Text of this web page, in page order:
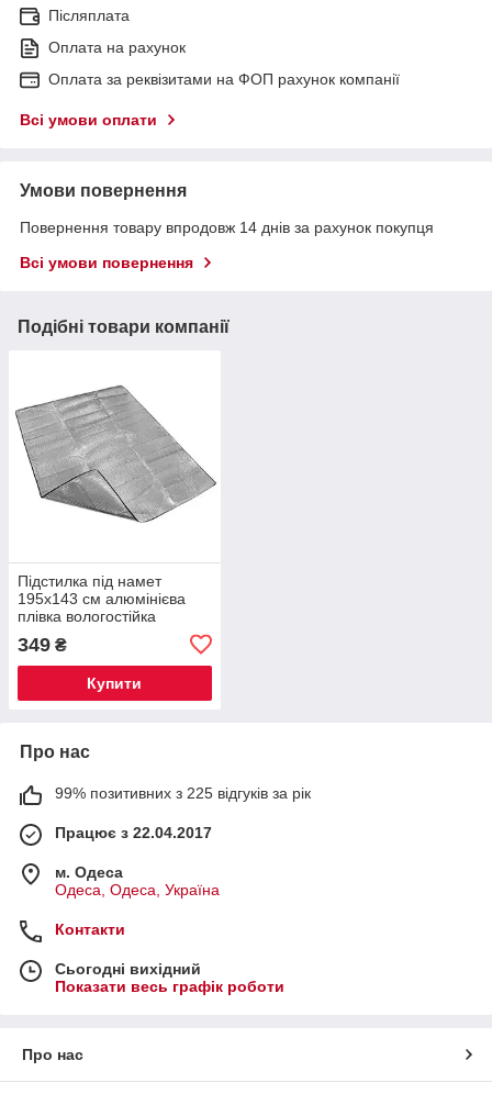
Післяплата
Оплата на рахунок
Оплата за реквізитами на ФОП рахунок компанії
Всі умови оплати
Умови повернення
Повернення товару впродовж 14 днів за рахунок покупця
Всі умови повернення
Подібні товари компанії
Підстилка під намет
195х143 см алюмінієва
плівка вологостійка
фольгованим покриттям
SJ-0029-1
349 ₴
Купити
Про нас
99% позитивних з 225 відгуків за рік
Працює з 22.04.2017
м. Одеса
Одеса, Одеса, Україна
Контакти
Сьогодні вихідний
Показати весь графік роботи
Про нас